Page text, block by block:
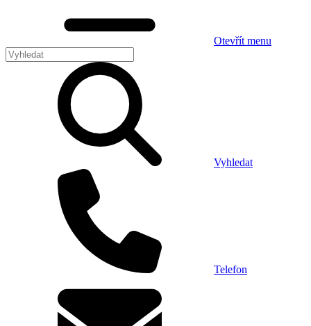
Otevřít menu
Vyhledat
Telefon